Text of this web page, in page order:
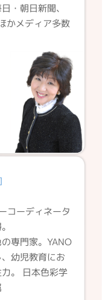
・朝日新聞、
かメディア多数
コーディネータ
専門家。YANO
幼児教育にお
。 日本色彩学